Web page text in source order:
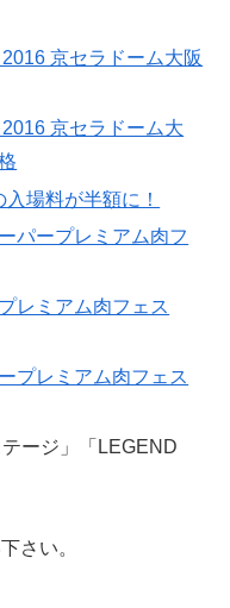
京セラドーム大阪
京セラドーム大
場料が半額に！
パープレミアム肉フ
レミアム肉フェス
プレミアム肉フェス
ージ」「LEGEND
さい。